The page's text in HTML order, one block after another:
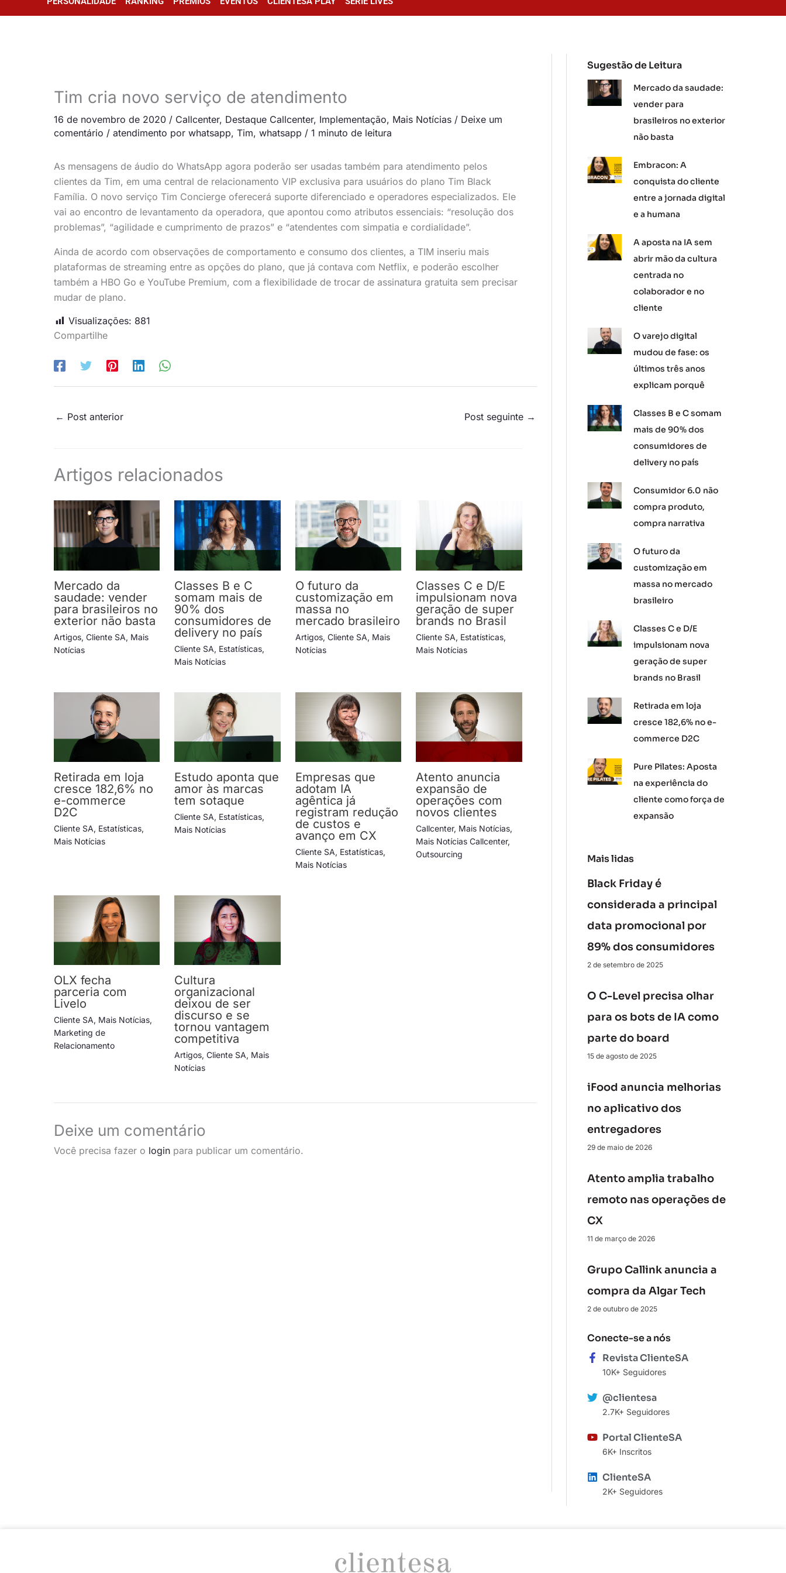
Tim cria novo serviço de atendimento
16 de novembro de 2020 / Callcenter, Destaque Callcenter, Implementação, Mais Notícias / Deixe um
comentário / atendimento por whatsapp, Tim, whatsapp / 1 minuto de leitura
As mensagens de áudio do WhatsApp agora poderão ser usadas também para atendimento pelos
clientes da Tim, em uma central de relacionamento VIP exclusiva para usuários do plano Tim Black
Família. O novo serviço Tim Concierge oferecerá suporte diferenciado e operadores especializados. Ele
vai ao encontro de levantamento da operadora, que apontou como atributos essenciais: “resolução dos
problemas”, “agilidade e cumprimento de prazos” e “atendentes com simpatia e cordialidade”.
Ainda de acordo com observações de comportamento e consumo dos clientes, a TIM inseriu mais
plataformas de streaming entre as opções do plano, que já contava com Netflix, e poderão escolher
também a HBO Go e YouTube Premium, com a flexibilidade de trocar de assinatura gratuita sem precisar
mudar de plano.
Visualizações: 881
Compartilhe
← Post anterior Post seguinte →
Artigos relacionados
Mercado da
saudade: vender
para brasileiros no
exterior não basta
Artigos, Cliente SA, Mais
Notícias
Classes B e C
somam mais de
90% dos
consumidores de
delivery no país
Cliente SA, Estatísticas,
Mais Notícias
O futuro da
customização em
massa no
mercado brasileiro
Artigos, Cliente SA, Mais
Notícias
Classes C e D/E
impulsionam nova
geração de super
brands no Brasil
Cliente SA, Estatísticas,
Mais Notícias
Retirada em loja
cresce 182,6% no
e-commerce
D2C
Cliente SA, Estatísticas,
Mais Notícias
Estudo aponta que
amor às marcas
tem sotaque
Cliente SA, Estatísticas,
Mais Notícias
Empresas que
adotam IA
agêntica já
registram redução
de custos e
avanço em CX
Cliente SA, Estatísticas,
Mais Notícias
Atento anuncia
expansão de
operações com
novos clientes
Callcenter, Mais Notícias,
Mais Notícias Callcenter,
Outsourcing
OLX fecha
parceria com
Livelo
Cliente SA, Mais Notícias,
Marketing de
Relacionamento
Cultura
organizacional
deixou de ser
discurso e se
tornou vantagem
competitiva
Artigos,Cliente SA, Mais
Notícias
Deixe um comentário
Você precisa fazer o login para publicar um comentário.
Sugestão de Leitura
Mercado da saudade:
vender para
brasileiros no exterior
não basta
Embracon: A
conquista do cliente
entre a jornada digital
e a humana
A aposta na IA sem
abrir mão da cultura
centrada no
colaborador e no
cliente
O varejo digital
mudou de fase: os
últimos três anos
explicam porquê
Classes B e C somam
mais de 90% dos
consumidores de
delivery no país
Consumidor 6.0 não
compra produto,
compra narrativa
O futuro da
customização em
massa no mercado
brasileiro
Classes C e D/E
impulsionam nova
geração de super
brands no Brasil
Retirada em loja
cresce 182,6% no e-
commerce D2C
Pure Pilates: Aposta
na experiência do
cliente como força de
expansão
Mais lidas
Black Friday é
considerada a principal
data promocional por
89% dos consumidores
2 de setembro de 2025
O C-Level precisa olhar
para os bots de IA como
parte do board
15 de agosto de 2025
iFood anuncia melhorias
no aplicativo dos
entregadores
29 de maio de 2026
Atento amplia trabalho
remoto nas operações de
CX
11 de março de 2026
Grupo Callink anuncia a
compra da Algar Tech
2 de outubro de 2025
Conecte-se a nós
Revista ClienteSA
10K+ Seguidores
@clientesa
2.7K+ Seguidores
Portal ClienteSA
6K+ Inscritos
ClienteSA
2K+ Seguidores